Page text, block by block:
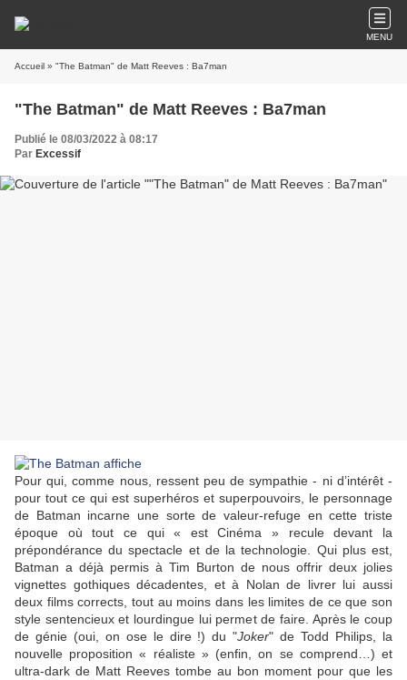
MENU
Accueil » "The Batman" de Matt Reeves : Ba7man
"The Batman" de Matt Reeves : Ba7man
Publié le 08/03/2022 à 08:17
Par Excessif
Pour qui, comme nous, ressent peu de sympathie - ni d’intérêt -
pour tout ce qui est superhéros et superpouvoirs, le personnage
de Batman incarne une sorte de valeur-refuge en cette triste
époque où tout ce qui « est Cinéma » recule devant la
prépondérance du spectacle et de la technologie. Qui plus est,
Batman a déjà permis à Tim Burton de nous offrir deux jolies
vignettes gothiques décadentes, et à Nolan de livrer lui aussi
deux films corrects, tout au moins dans les limites de ce que son
style sentencieux et lourdingue lui permet de faire. Après le coup
de génie (oui, on ose le dire !) du "Joker" deTodd Philips , la
nouvelle proposition « réaliste » (enfin, on se comprend…) et
ultra-dark de Matt Reeves tombe au bon moment pour que les